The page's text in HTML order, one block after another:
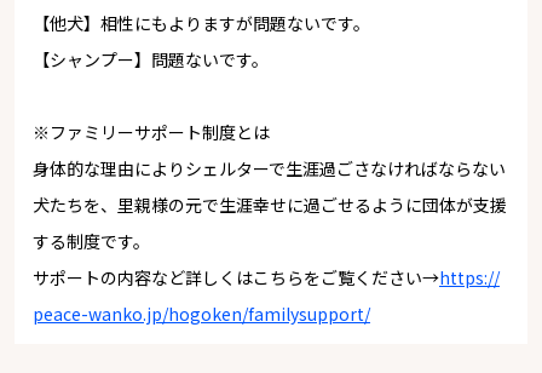
【他犬】相性にもよりますが問題ないです。
【シャンプー】問題ないです。
※ファミリーサポート制度とは
身体的な理由によりシェルターで生涯過ごさなければならない
犬たちを、里親様の元で生涯幸せに過ごせるように団体が支援
する制度です。
サポートの内容など詳しくはこちらをご覧ください→https://
peace-wanko.jp/hogoken/familysupport/